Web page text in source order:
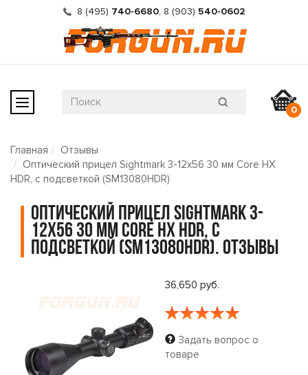
8 (495) 740-6680, 8 (903) 540-0602
0
Главная
Отзывы
Оптический прицел Sightmark 3-12x56 30 мм Core HX
HDR, с подсветкой (SM13080HDR)
Оптический прицел Sightmark 3-
12x56 30 мм Core HX HDR, с
подсветкой (SM13080HDR). Отзывы
36,650 руб.
Задать вопрос о
товаре